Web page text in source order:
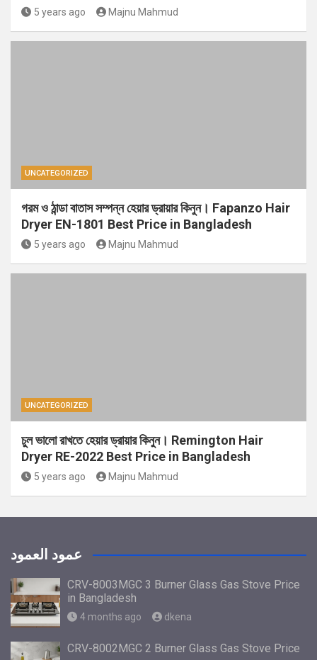
5 years ago Majnu Mahmud
UNCATEGORIZED
গরম ও ঠান্ডা বাতাস সম্পন্ন হেয়ার ড্রায়ার কিনুন। Fapanzo Hair
Dryer EN-1801 Best Price in Bangladesh
5 years ago Majnu Mahmud
UNCATEGORIZED
চুল ভালো রাখতে হেয়ার ড্রায়ার কিনুন। Remington Hair
Dryer RE-2022 Best Price in Bangladesh
5 years ago Majnu Mahmud
عمود العمود
CRV-8003MGC 3 Burner Glass Gas Stove Price
in Bangladesh
4 months ago dkena
CRV-8002MGC 2 Burner Glass Gas Stove Price